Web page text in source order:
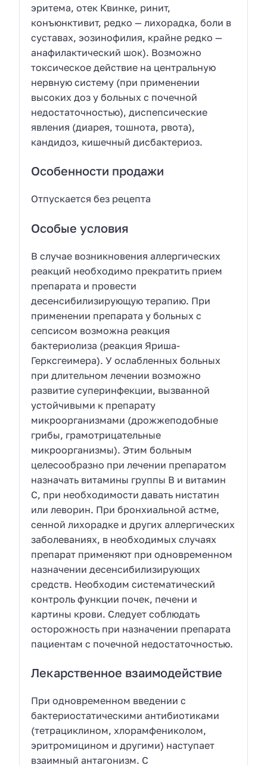
эритема, отек Квинке, ринит,
конъюнктивит, редко — лихорадка, боли в
суставах, эозинофилия, крайне редко —
анафилактический шок). Возможно
токсическое действие на центральную
нервную систему (при применении
высоких доз у больных с почечной
недостаточностью), диспепсические
явления (диарея, тошнота, рвота),
кандидоз, кишечный дисбактериоз.
Особенности продажи
Отпускается без рецепта
Особые условия
В случае возникновения аллергических
реакций необходимо прекратить прием
препарата и провести
десенсибилизирующую терапию. При
применении препарата у больных с
сепсисом возможна реакция
бактериолиза (реакция Яриша-
Герксгеимера). У ослабленных больных
при длительном лечении возможно
развитие суперинфекции, вызванной
устойчивыми к препарату
микроорганизмами (дрожжеподобные
грибы, грамотрицательные
микроорганизмы). Этим больным
целесообразно при лечении препаратом
назначать витамины группы В и витамин
С, при необходимости давать нистатин
или леворин. При бронхиальной астме,
сенной лихорадке и других аллергических
заболеваниях, в необходимых случаях
препарат применяют при одновременном
назначении десенсибилизирующих
средств. Необходим систематический
контроль функции почек, печени и
картины крови. Следует соблюдать
осторожность при назначении препарата
пациентам с почечной недостаточностью.
Лекарственное взаимодействие
При одновременном введении с
бактериостатическими антибиотиками
(тетрациклином, хлорамфениколом,
эритромицином и другими) наступает
взаимный антагонизм. С